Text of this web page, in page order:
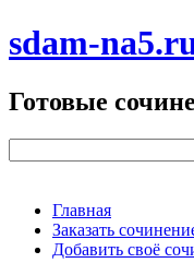
sdam-
Готовые
Главная
Заказать
Добавить своё